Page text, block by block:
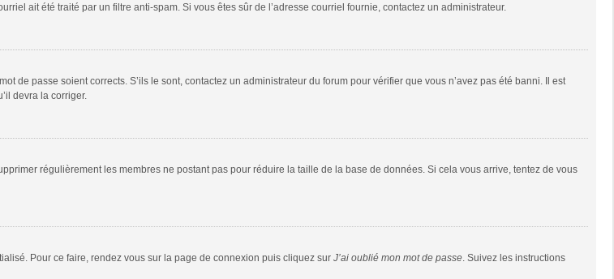
ait été traité par un filtre anti-spam. Si vous êtes sûr de l’adresse courriel fournie, contactez un administrateur.
de passe soient corrects. S’ils le sont, contactez un administrateur du forum pour vérifier que vous n’avez pas été banni. Il est
devra la corriger.
régulièrement les membres ne postant pas pour réduire la taille de la base de données. Si cela vous arrive, tentez de vous
Pour ce faire, rendez vous sur la page de connexion puis cliquez sur J’ai oublié mon mot de passe. Suivez les instructions